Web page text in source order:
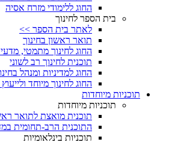
החוג ללימודי מזרח אסיה
בית הספר לחינוך
לאתר בית הספר >>
תואר ראשון בחינוך
החוג לחינוך מתמטי, מדעי
תוכנית לחינוך רב לשוני
החוג למדיניות ומנהל
החוג לחינוך מיוחד
תוכניות מיוחדות
תוכניות מיוחדות
תוכנית מואצת לתואר
התוכנית הרב-תחומית
תוכניות בינלאומיות